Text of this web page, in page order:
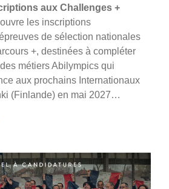
aux Challenges +
les inscriptions
de sélection nationales
+, destinées à compléter
métiers Abilympics qui
aux prochains Internationaux
(Finlande) en mai 2027…